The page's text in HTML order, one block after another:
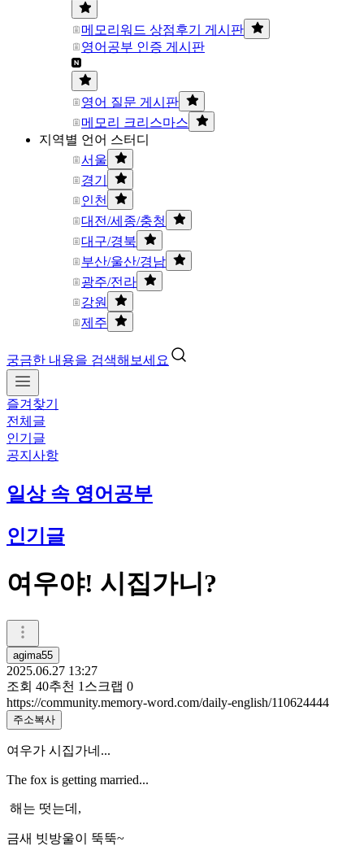
메모리워드 상점후기 게시판
영어공부 인증 게시판
영어 질문 게시판
메모리 크리스마스
지역별 언어 스터디
서울
경기
인천
대전/세종/충청
대구/경북
부산/울산/경남
광주/전라
강원
제주
궁금한 내용을 검색해보세요
즐겨찾기
전체글
인기글
공지사항
일상 속 영어공부
인기글
여우야! 시집가니?
agima55
2025.06.27 13:27
조회 40추천 1 스크랩 0
https://community.memory-word.com/daily-english/110624444
주소복사
여우가 시집가네...
The fox is getting married...
해는 떳는데,
금새 빗방울이 뚝뚝~